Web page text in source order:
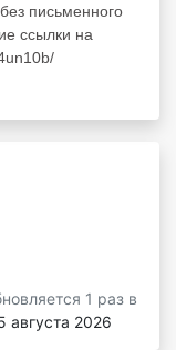
письменного
ссылки на
1 раз в
августа 2026